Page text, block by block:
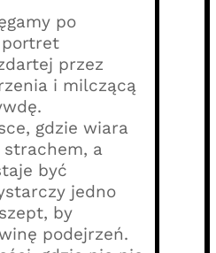
po
przez
i milczącą
gdzie wiara
strachem, a
być
jedno
by
podejrzeń.